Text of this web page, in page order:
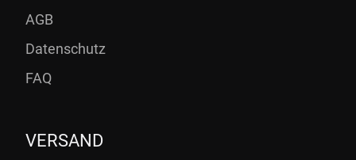
AGB
Datenschutz
FAQ
VERSAND